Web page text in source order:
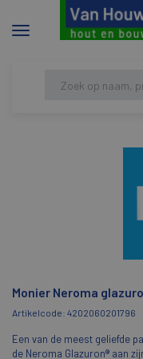
Menu
Monier Neroma
Artikelcode: 4202060201796
Een van de meest geliefde
de Neroma Glazuron® aan